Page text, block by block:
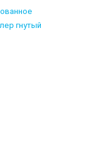
гнутый